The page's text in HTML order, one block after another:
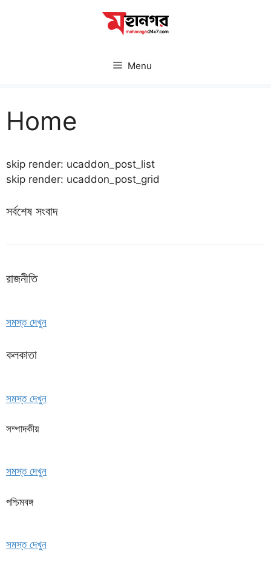
Menu
Home
skip render: ucaddon_post_list
skip render: ucaddon_post_grid
সর্বশেষ সংবাদ
রাজনীতি
সমস্ত দেখুন
কলকাতা
সমস্ত দেখুন
সম্পাদকীয়
সমস্ত দেখুন
পশ্চিমবঙ্গ
সমস্ত দেখুন